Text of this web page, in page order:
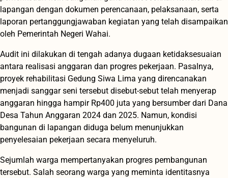
lapangan dengan dokumen perencanaan, pelaksanaan, serta
laporan pertanggungjawaban kegiatan yang telah disampaikan
oleh Pemerintah Negeri Wahai.
Audit ini dilakukan di tengah adanya dugaan ketidaksesuaian
antara realisasi anggaran dan progres pekerjaan. Pasalnya,
proyek rehabilitasi Gedung Siwa Lima yang direncanakan
menjadi sanggar seni tersebut disebut-sebut telah menyerap
anggaran hingga hampir Rp400 juta yang bersumber dari Dana
Desa Tahun Anggaran 2024 dan 2025. Namun, kondisi
bangunan di lapangan diduga belum menunjukkan
penyelesaian pekerjaan secara menyeluruh.
Sejumlah warga mempertanyakan progres pembangunan
tersebut. Salah seorang warga yang meminta identitasnya